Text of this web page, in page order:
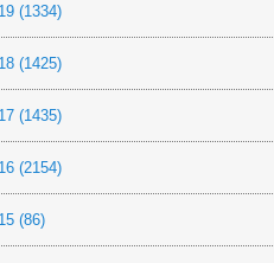
(1334)
(1425)
(1435)
(2154)
(86)